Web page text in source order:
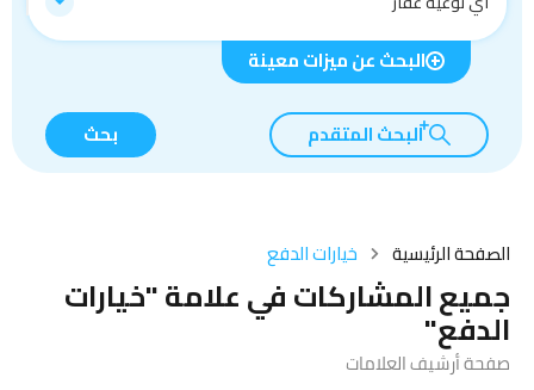
البحث عن ميزات معينة
البحث المتقدم بحث
الصفحة الرئيسية خيارات الدفع
جميع المشاركات في علامة "خيارات
الدفع"
صفحة أرشيف العلامات